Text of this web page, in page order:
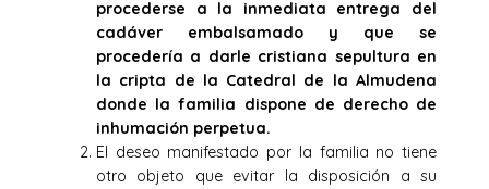
procederse a la inmediata entrega del
cadáver embalsamado y que se
procedería a darle cristiana sepultura en
la cripta de la Catedral de la Almudena
donde la familia dispone de derecho de
inhumación perpetua.
El deseo manifestado por la familia no tiene
otro objeto que evitar la disposición a su